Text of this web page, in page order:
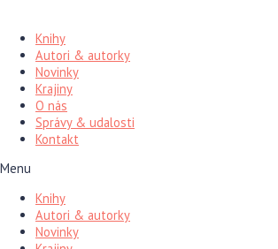
obsah
Knihy
Autori & autorky
Novinky
Krajiny
O nás
Správy & udalosti
Kontakt
Menu
Knihy
Autori & autorky
Novinky